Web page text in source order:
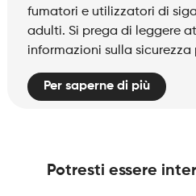
fumatori e utilizzatori di
adulti. Si prega di leggere
informazioni sulla sicurezza
Per saperne di più
Potresti essere